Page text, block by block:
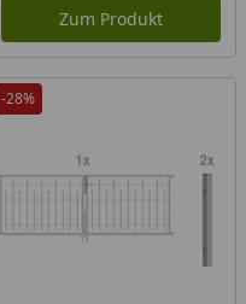
Zum Produkt
-28%